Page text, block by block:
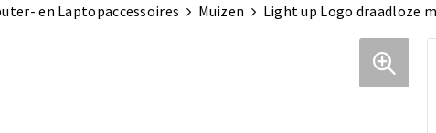
en Laptopaccessoires Muizen Light up Logo draadloze